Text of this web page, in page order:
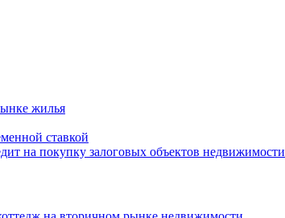
жилья
ставкой
на покупку залоговых объектов недвижимости